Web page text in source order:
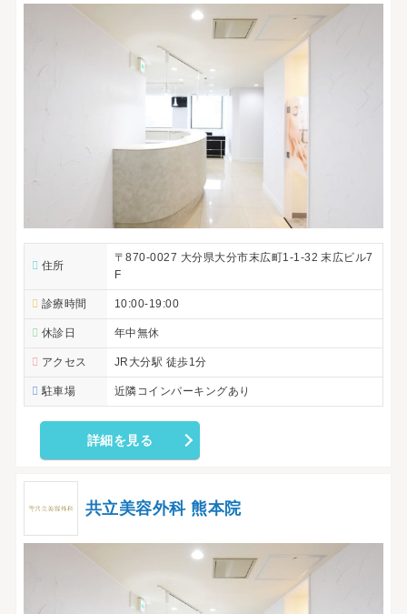
住所
〒870-0027 大分県大分市末広町1-1-32 末広ビル7
F
診療時間 10:00-19:00
休診日 年中無休
アクセス JR大分駅 徒歩1分
駐車場 近隣コインパーキングあり
詳細を見る
共立美容外科 熊本院